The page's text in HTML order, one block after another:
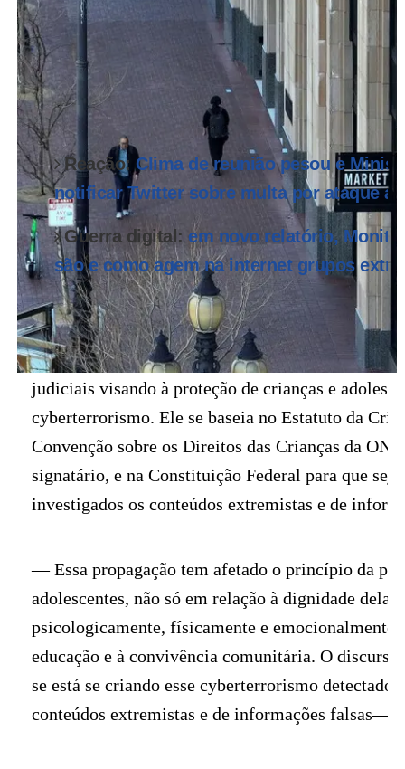
uma representação junto ao Ministério Público
plataformas — Meta, Youtube, TikTok e Twitter
disseminação de conteúdo com discurso de ódio
atentados.
Reação: Clima de reunião pesou e
notificar Twitter sobre multa por ataque a
Guerra digital: em novo relatório,
são e como agem na internet grupos
Na ação, o advogado Carlos Nicodemos,
Direitos Humanos e que representa a Aecci, pede
judiciais visando à proteção de crianças e
cyberterrorismo. Ele se baseia no Estatuto da
Convenção sobre os Direitos das Crianças da
signatário, e na Constituição Federal para que
investigados os conteúdos extremistas e de
— Essa propagação tem afetado o princípio da
adolescentes, não só em relação à dignidade
psicologicamente, físicamente e
educação e à convivência comunitária. O
se está se criando esse cyberterrorismo
conteúdos extremistas e de informações falsas—